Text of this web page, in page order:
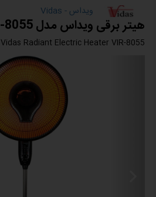
ویداس - Vidas
هیتر برقی ویداس مدل VIR-8055
Vidas Radiant Electric Heater VIR-8055